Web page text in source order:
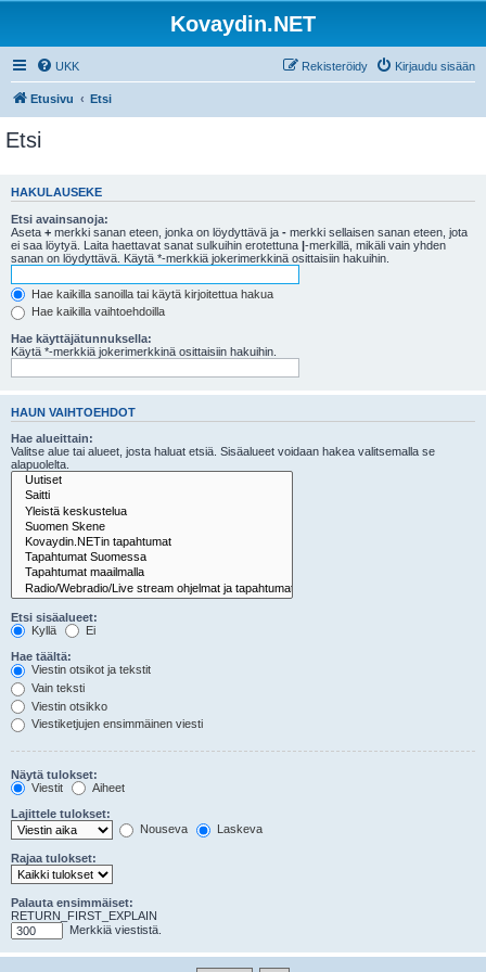
Kovaydin.NET
UKK Kirjaudu sisään
Rekisteröidy
Etusivu Etsi
Etsi
HAKULAUSEKE
Etsi avainsanoja:
Aseta + merkki sanan eteen, jonka on löydyttävä ja - merkki sellaisen sanan eteen, jota
ei saa löytyä. Laita haettavat sanat sulkuihin erotettuna |-merkillä, mikäli vain yhden
sanan on löydyttävä. Käytä *-merkkiä jokerimerkkinä osittaisiin hakuihin.
Hae kaikilla sanoilla tai käytä kirjoitettua hakua
Hae kaikilla vaihtoehdoilla
Hae käyttäjätunnuksella:
Käytä *-merkkiä jokerimerkkinä osittaisiin hakuihin.
HAUN VAIHTOEHDOT
Hae alueittain:
Valitse alue tai alueet, josta haluat etsiä. Sisäalueet voidaan hakea valitsemalla se
alapuolelta.
Etsi sisäalueet:
Kyllä
Ei
Hae täältä:
Viestin otsikot ja tekstit
Vain teksti
Viestin otsikko
Viestiketjujen ensimmäinen viesti
Näytä tulokset:
Viestit
Aiheet
Lajittele tulokset:
Nouseva
Laskeva
Rajaa tulokset:
Palauta ensimmäiset:
RETURN_FIRST_EXPLAIN
Merkkiä viestistä.